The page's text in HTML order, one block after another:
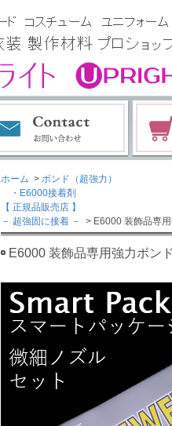
ホーム > ボンド（超強力）
・E6000接着剤
【 正規品販売店 】
－ 超強固に接着 －
> E6000 装飾品専
E6000 装飾品専用強力ボン